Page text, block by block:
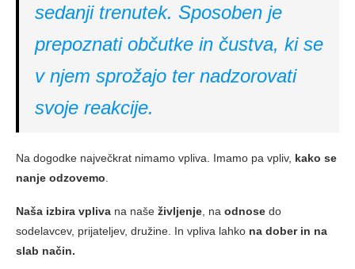
sedanji trenutek. Sposoben je
prepoznati občutke in čustva, ki se
v njem sprožajo ter nadzorovati
svoje reakcije.
Na dogodke največkrat nimamo vpliva. Imamo pa vpliv, kako se
nanje odzovemo
Naša izbira vpliva na naše življenje , na odnose do
sodelavcev, prijateljev, družine. In vpliva lahko na dober in na
slab način.